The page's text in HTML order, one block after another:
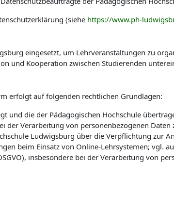
(siehe https://www.ph-
eingesetzt, um Lehrveranstaltungen zu
und Kooperation zwischen Studierenden
erfolgt auf folgenden rechtlichen Grundlagen:
die der Pädagogischen Hochschule
der Verarbeitung von personenbezogenen
Ludwigsburg über die Verpflichtung zur
beim Einsatz von Online-Lehrsystemen; vgl.
insbesondere bei der Verarbeitung von